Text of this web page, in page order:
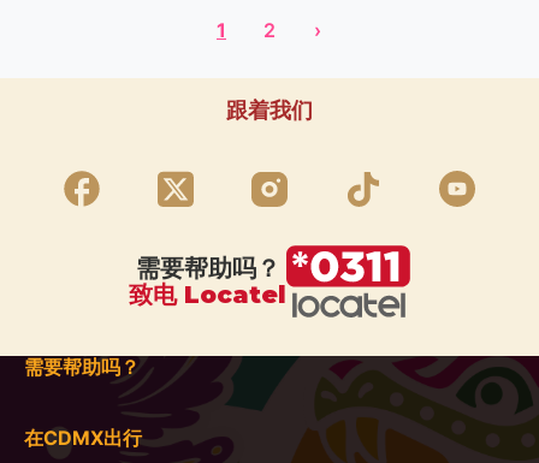
1 2 ›
跟着我们
需要帮助吗？
致电 Locatel
需要帮助吗？
在CDMX出行